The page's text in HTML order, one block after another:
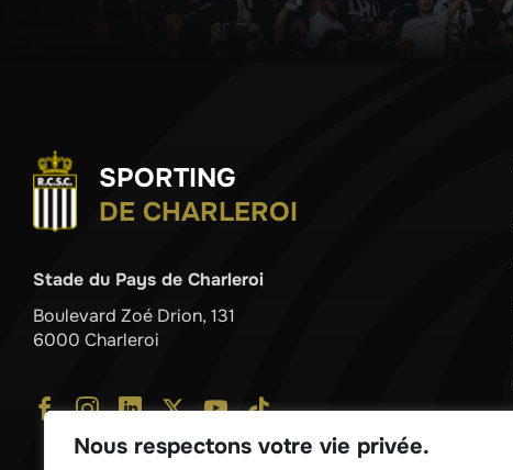
Nous respectons votre vie privée.
SPORTING
DE CHARLEROI
Stade du Pays de Charleroi
Boulevard Zoé Drion, 131
6000 Charleroi